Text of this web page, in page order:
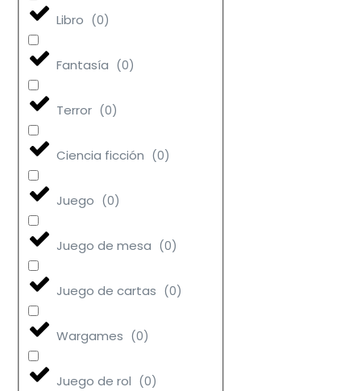
Libro (0)
Fantasía (0)
Terror (0)
Ciencia ficción (0)
Juego (0)
Juego de mesa (0)
Juego de cartas (0)
Wargames (0)
Juego de rol (0)